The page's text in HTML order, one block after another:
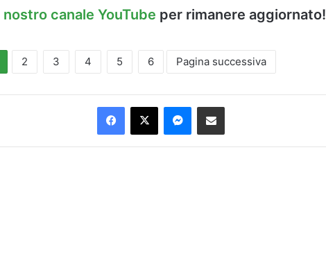
nostro canale YouTube per rimanere aggiornato!
2 3 4 5 6 Pagina successiva
Facebook
X Messenger
Condividi via Email